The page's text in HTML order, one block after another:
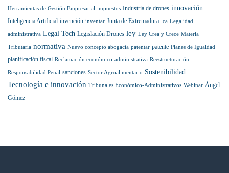
internacional
Lawyers
Herramientas de Gestión Empresarial impuestos Industria de drones innovación
Inteligencia Artificial invención inventar Junta de Extremadura lca Legalidad
administrativa Legal Tech Legislación Drones ley Ley Crea y Crece Materia
Tributaria normativa Nuevo concepto abogacía patentar patente Planes de Igualdad
planificación fiscal Reclamación económico-administrativa Reestructuración
Responsabilidad Penal sanciones Sector Agroalimentario Sostenibilidad
Tecnología e innovación Tribunales Económico-Administrativos Webinar Ángel
Gómez